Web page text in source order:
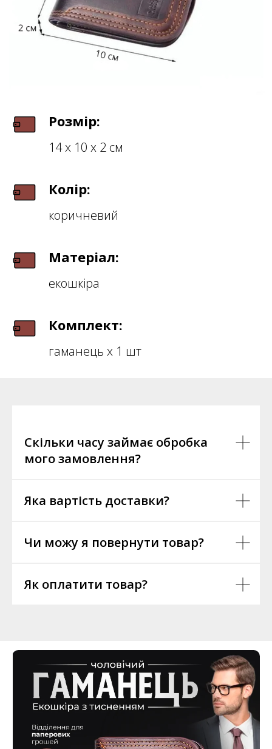
Розмір:
14 х 10 х 2 см
Колір:
коричневий
Матеріал:
екошкіра
Комплект:
гаманець х 1 шт
Скільки часу займає обробка
мого замовлення?
Яка вартість доставки?
Чи можу я повернути товар?
Як оплатити товар?